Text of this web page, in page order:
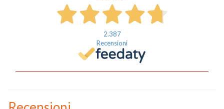
Un privato
2.387
Recensioni